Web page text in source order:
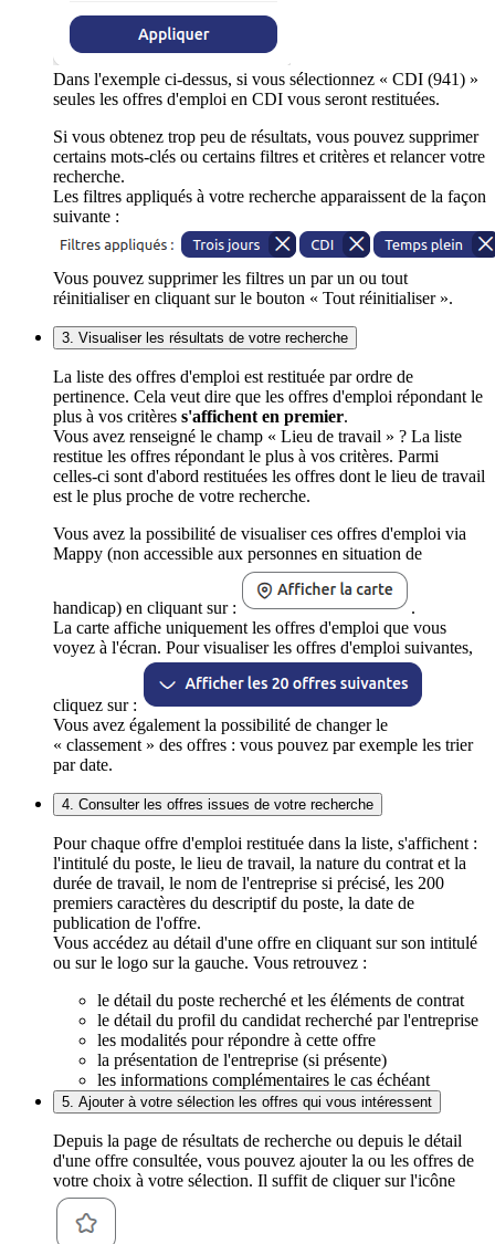
Dans l'exemple ci-dessus, si vous sélectionnez « CDI (941) »
seules les offres d'emploi en CDI vous seront restituées.
Si vous obtenez trop peu de résultats, vous pouvez supprimer
certains mots-clés ou certains filtres et critères et relancer votre
recherche.
Les filtres appliqués à votre recherche apparaissent de la façon
suivante :
Vous pouvez supprimer les filtres un par un ou tout
réinitialiser en cliquant sur le bouton « Tout réinitialiser ».
3. Visualiser les résultats de votre recherche
La liste des offres d'emploi est restituée par ordre de
pertinence. Cela veut dire que les offres d'emploi répondant le
plus à vos critères s'affichent en premier.
Vous avez renseigné le champ « Lieu de travail » ? La liste
restitue les offres répondant le plus à vos critères. Parmi
celles-ci sont d'abord restituées les offres dont le lieu de travail
est le plus proche de votre recherche.
Vous avez la possibilité de visualiser ces offres d'emploi via
Mappy (non accessible aux personnes en situation de
handicap) en cliquant sur :
.
La carte affiche uniquement les offres d'emploi que vous
voyez à l'écran. Pour visualiser les offres d'emploi suivantes,
cliquez sur :
Vous avez également la possibilité de changer le
« classement » des offres : vous pouvez par exemple les trier
par date.
4. Consulter les offres issues de votre recherche
Pour chaque offre d'emploi restituée dans la liste, s'affichent :
l'intitulé du poste, le lieu de travail, la nature du contrat et la
durée de travail, le nom de l'entreprise si précisé, les 200
premiers caractères du descriptif du poste, la date de
publication de l'offre.
Vous accédez au détail d'une offre en cliquant sur son intitulé
ou sur le logo sur la gauche. Vous retrouvez :
le détail du poste recherché et les éléments de contrat
le détail du profil du candidat recherché par l'entreprise
les modalités pour répondre à cette offre
la présentation de l'entreprise (si présente)
les informations complémentaires le cas échéant
5. Ajouter à votre sélection les offres qui vous intéressent
Depuis la page de résultats de recherche ou depuis le détail
d'une offre consultée, vous pouvez ajouter la ou les offres de
votre choix à votre sélection. Il suffit de cliquer sur l'icône